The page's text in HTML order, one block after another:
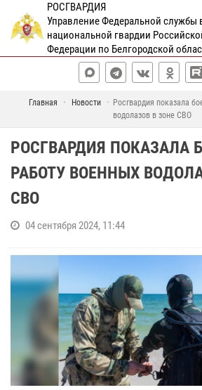
РОСГВАРДИЯ
Управление Федеральной службы
национальной гвардии
Федерации по Белгородской
Главная Новости
Росгвардия показала
водолазов в зоне СВО
РОСГВАРДИЯ ПОКАЗАЛА
РАБОТУ ВОЕННЫХ
СВО
04 сентября 2024, 11:44